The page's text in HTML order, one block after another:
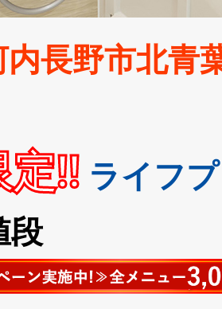
長野市北青
!! ライフ
段